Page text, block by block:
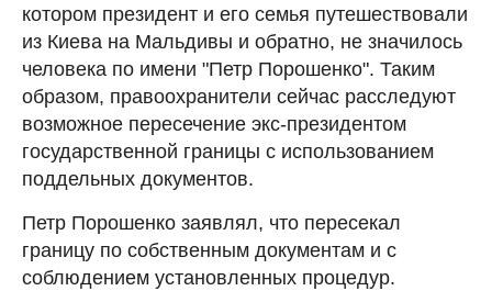
котором президент и его семья путешествовали
из Киева на Мальдивы и обратно, не значилось
человека по имени "Петр Порошенко". Таким
образом, правоохранители сейчас расследуют
возможное пересечение экс-президентом
государственной границы с использованием
поддельных документов.
Петр Порошенко заявлял, что пересекал
границу по собственным документам и с
соблюдением установленных процедур.